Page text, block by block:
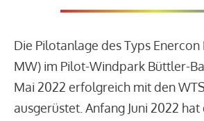
Die Pilotanlage des Typs Enercon
MW) im Pilot-Windpark Büttler-
Mai 2022 erfolgreich mit den
ausgerüstet. Anfang Juni 2022